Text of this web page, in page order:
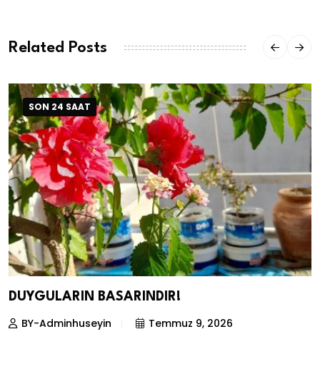
Related Posts
SON 24 SAAT
DUYGULARIN BASARINDIR!
BY-Adminhuseyin Temmuz 9, 2026